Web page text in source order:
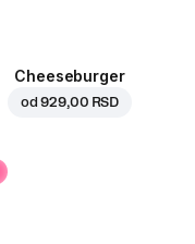
Cheeseburger
od929,00 RSD